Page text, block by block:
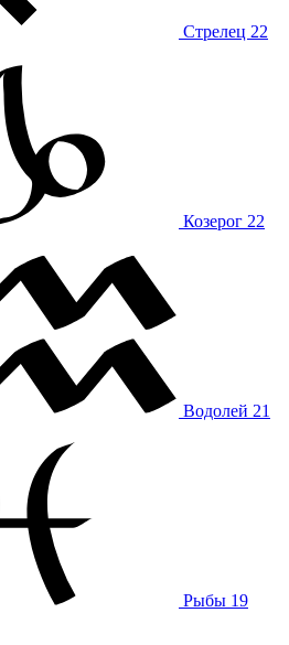
Стрелец 22
Козерог 22
Водолей 21
Рыбы 19